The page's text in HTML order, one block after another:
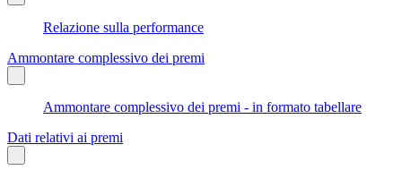
Relazione sulla performance
Ammontare complessivo dei premi
Ammontare complessivo dei premi - in formato tabellare
Dati relativi ai premi